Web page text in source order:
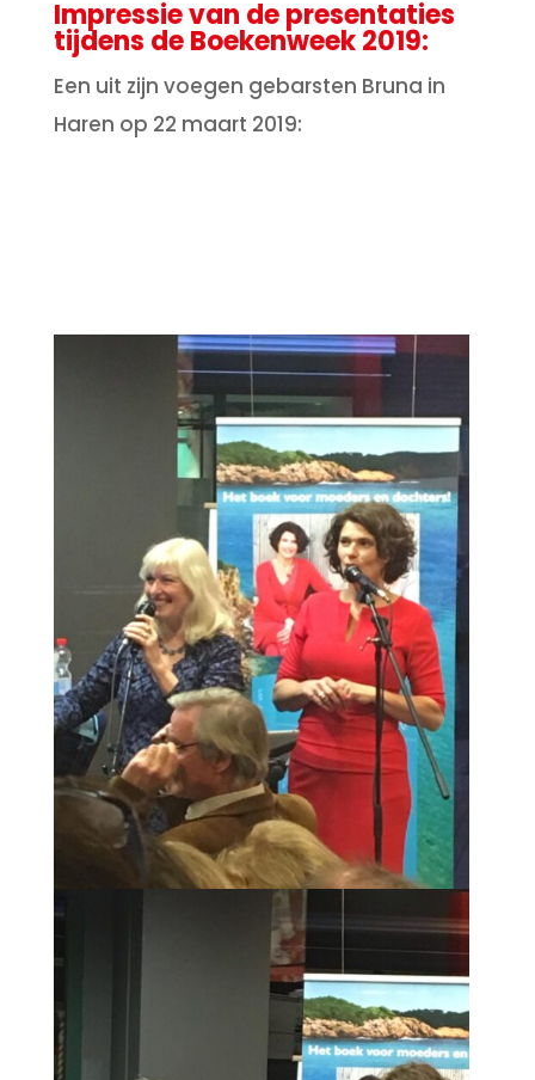
Impressie van de presentaties
tijdens de Boekenweek 2019:
Een uit zijn voegen gebarsten Bruna in
Haren op 22 maart 2019: